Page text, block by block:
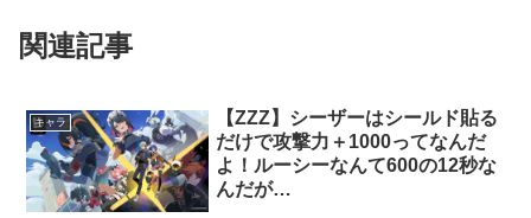
関連記事
キャラ
【ZZZ】シーザーはシールド貼る
だけで攻撃力＋1000ってなんだ
よ！ルーシーなんて600の12秒な
んだが…